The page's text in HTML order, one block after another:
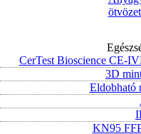
CerTest Bioscience CE-
3D
Eldobható
KN95